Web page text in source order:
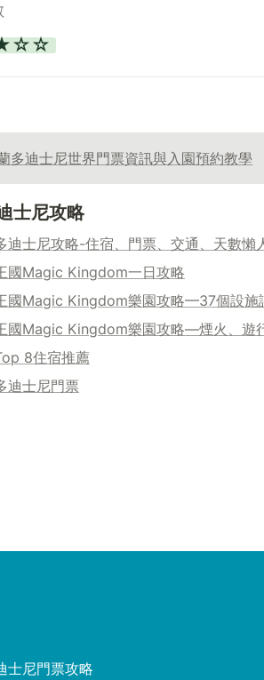
多迪士尼世界門票資訊與入園預約教學
士尼攻略
迪士尼攻略-住宿、門票、交通、天數懶
國Magic Kingdom一日攻略
國Magic Kingdom樂園攻略—37個設施
國Magic Kingdom樂園攻略—煙火、遊
8住宿推薦
迪士尼門票
士尼門票攻略